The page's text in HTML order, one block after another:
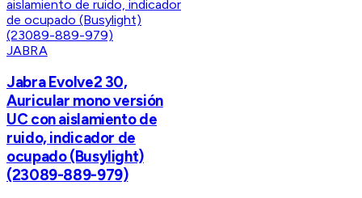
JABRA
Jabra Evolve2 30,
Auricular mono versión
UC con aislamiento de
ruido, indicador de
ocupado (Busylight)
(23089-889-979)